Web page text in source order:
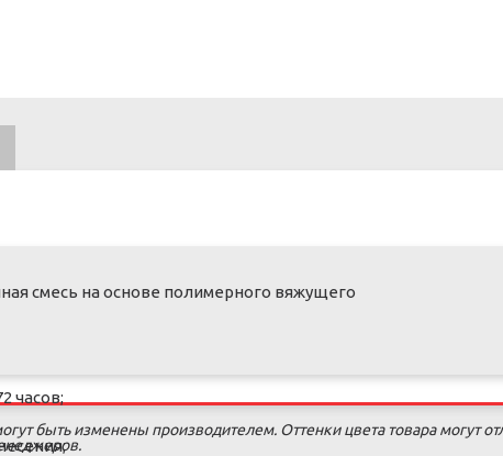
смесь на основе полимерного вяжущего
часов;
быть изменены производителем. Оттенки цвета товара могут